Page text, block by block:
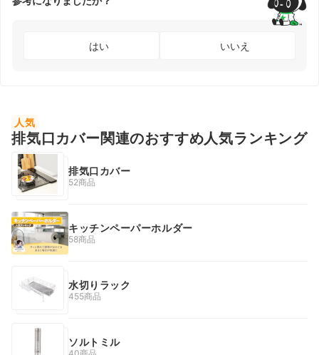
はい いいえ
人気
排気口カバー関連のおすすめ人気ランキング
排気口カバー
52商品
キッチンペーパーホルダー
58商品
水切りラック
455商品
ソルトミル